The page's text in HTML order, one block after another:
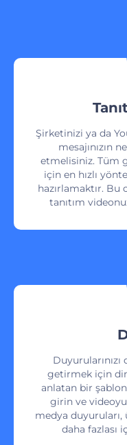
Şirketinizi ya da
mesajınızın
etmelisiniz. Tüm
için en hızlı
hazırlamaktır. Bu
tanıtım
getirmek için
anlatan bir
girin ve videoyu
medya duyuruları,
daha fazlası